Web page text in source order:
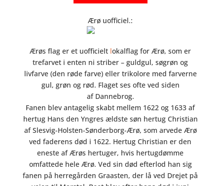
Ærø uofficiel.:
Ærøs flag er et uofficielt lokalflag for Ærø, som er
trefarvet i enten ni striber – guldgul, søgrøn og
livfarve (den røde farve) eller trikolore med farverne
gul, grøn og rød. Flaget ses ofte ved siden
af Dannebrog.
Fanen blev antagelig skabt mellem 1622 og 1633 af
hertug Hans den Yngres ældste søn hertug Christian
af Slesvig-Holsten-Sønderborg-Ærø, som arvede Ærø
ved faderens død i 1622. Hertug Christian er den
eneste af Ærøs hertuger, hvis hertugdømme
omfattede hele Ærø. Ved sin død efterlod han sig
fanen på herregården Graasten, der lå ved Drejet på